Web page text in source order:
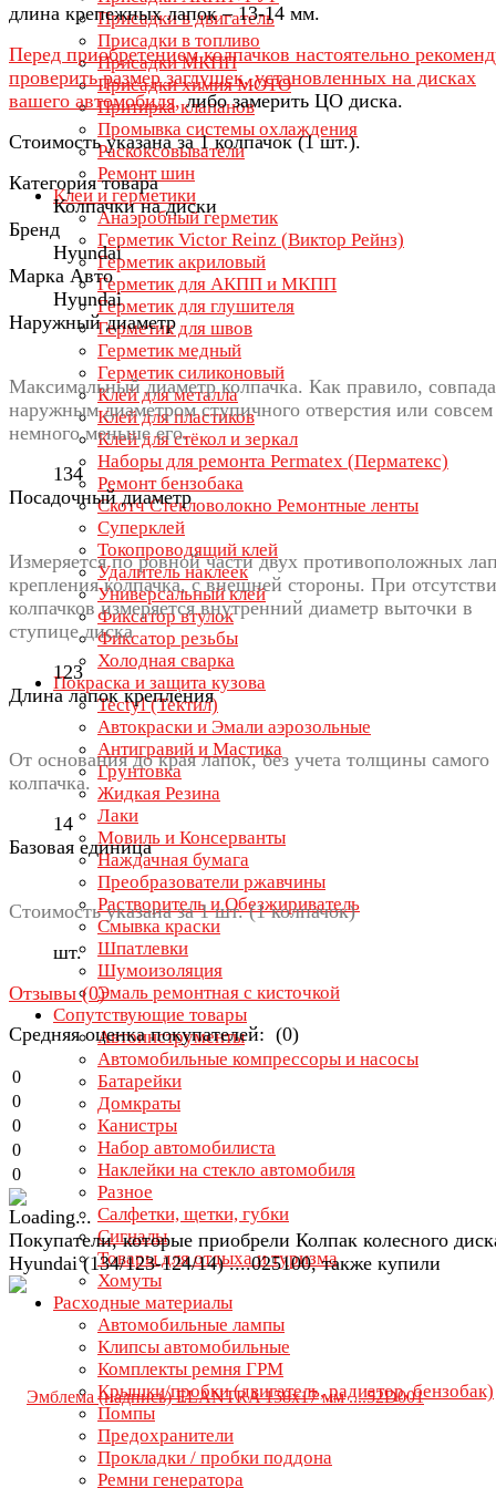
Присадки в двигатель
Присадки в топливо
Присадки МКПП
Присадки химия МОТО
Притирка клапанов
Промывка системы охлаждения
Раскоксовыватели
Ремонт шин
Клеи и герметики
Анаэробный герметик
Герметик Victor Reinz (Виктор Рейнз)
Герметик акриловый
Герметик для АКПП и МКПП
Герметик для глушителя
Герметик для швов
Герметик медный
Герметик силиконовый
Клей для металла
Клей для пластиков
Клей для стёкол и зеркал
Наборы для ремонта Permatex (Перматекс)
Ремонт бензобака
Скотч Стекловолокно Ремонтные ленты
Суперклей
Токопроводящий клей
Удалитель наклеек
Универсальный клей
Фиксатор втулок
Фиксатор резьбы
Холодная сварка
Покраска и защита кузова
Tectyl (Тектил)
Автокраски и Эмали аэрозольные
Антигравий и Мастика
Грунтовка
Жидкая Резина
Лаки
Мовиль и Консерванты
Наждачная бумага
Преобразователи ржавчины
Растворитель и Обезжириватель
Смывка краски
Шпатлевки
Шумоизоляция
Эмаль ремонтная с кисточкой
Сопутствующие товары
Автоинструменты
Автомобильные компрессоры и насосы
Батарейки
Домкраты
Канистры
Набор автомобилиста
Наклейки на стекло автомобиля
Разное
Салфетки, щетки, губки
Сигналы
Товары для отдыха и туризма
Хомуты
Расходные материалы
Автомобильные лампы
Клипсы автомобильные
Комплекты ремня ГРМ
Крышки/пробки (двигатель, радиатор, бензобак)
Помпы
Предохранители
Прокладки / пробки поддона
Ремни генератора
длина крепежных лапок – 13-14 мм.
Перед приобретением колпачков настоятельно
проверить размер заглушек, установленных на дисках
вашего автомобиля,либо замерить ЦО диска.
Стоимость указана за 1 колпачок (1 шт.).
Категория товара
Колпачки на диски
Бренд
Hyundai
Марка Авто
Hyundai
Наружный диаметр
Максимальный диаметр колпачка. Как правило,
наружным диаметром ступичного отверстия или совсем
немного меньше его.
134
Посадочный диаметр
Измеряется по ровной части двух противоположных
крепления колпачка, с внешней стороны. При
колпачков измеряется внутренний диаметр выточки в
ступице диска
123
Длина лапок крепления
От основания до края лапок, без учета толщины самого
колпачка.
14
Базовая единица
Стоимость указана за 1 шт. (1 колпачок)
шт.
Отзывы (0)
Средняя оценка покупателей: (0)
0
0
0
0
0
Покупатели, которые приобрели Колпак колесного
Hyundai (134/123-124/14) ....025100, также купили